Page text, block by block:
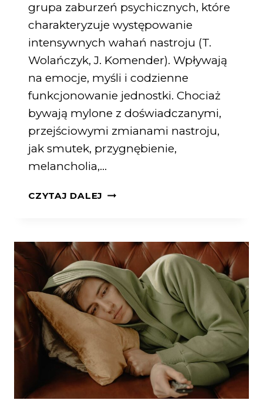
grupa zaburzeń psychicznych, które
charakteryzuje występowanie
intensywnych wahań nastroju (T.
Wolańczyk, J. Komender). Wpływają
na emocje, myśli i codzienne
funkcjonowanie jednostki. Chociaż
bywają mylone z doświadczanymi,
przejściowymi zmianami nastroju,
jak smutek, przygnębienie,
melancholia,…
CZYTAJ DALEJ